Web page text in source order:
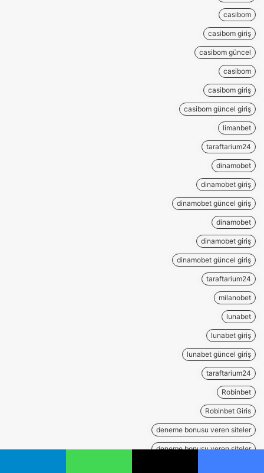
casibom
casibom giriş
casibom güncel
casibom
casibom giriş
casibom güncel giriş
limanbet
taraftarium24
dinamobet
dinamobet giriş
dinamobet güncel giriş
dinamobet
dinamobet giriş
dinamobet güncel giriş
taraftarium24
milanobet
lunabet
lunabet giriş
lunabet güncel giriş
taraftarium24
Robinbet
Robinbet Giris
deneme bonusu veren siteler
deneme bonusu veren siteler